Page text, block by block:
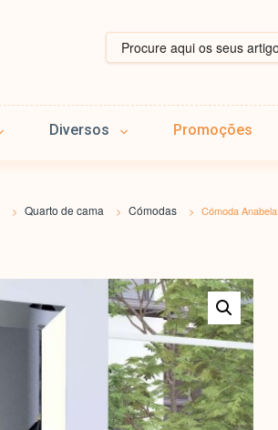
Diversos Promoções
> Quarto de cama > Cómodas > Cómoda Anabela